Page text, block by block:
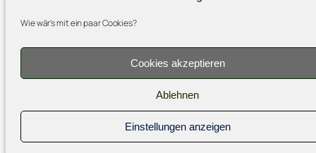
Wie wär's mit ein paar Cookies?
Cookies akzeptieren
Ablehnen
Einstellungen anzeigen
Proudly powered by